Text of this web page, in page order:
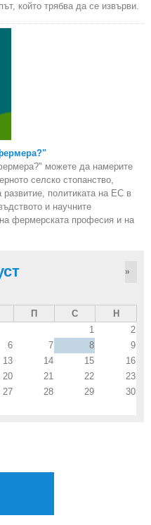
който трябва да се извърви.
можете да намерите
селско стопанство,
развитие, политиката на ЕС в
и научните
фермерската професия и на
»
П С
Н
1
2
6 7 8
9
13 14 15
16
20 21 22
23
27 28 29
30